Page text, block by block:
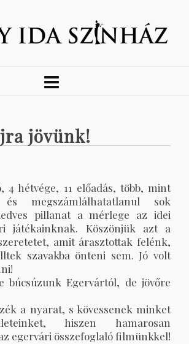
jövünk!
4 hétvége, 11 előadás, több, mint
megszámlálhatatlanul sok
pillanat a mérlege az idei
játékainknak. Köszönjük azt a
amit árasztottak felénk,
szavakba önteni sem. Jó volt
búcsúzunk Egervártól, de jövőre
a nyarat, s kövessenek minket
hiszen hamarosan
egervári összefoglaló filmünkkel!